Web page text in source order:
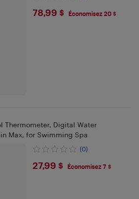
$78.99
78,99 $ Économisez 20 $
Thermometer, Digital Water
Max, for Swimming Spa
(0)
$27.99
27,99 $ Économisez 7 $